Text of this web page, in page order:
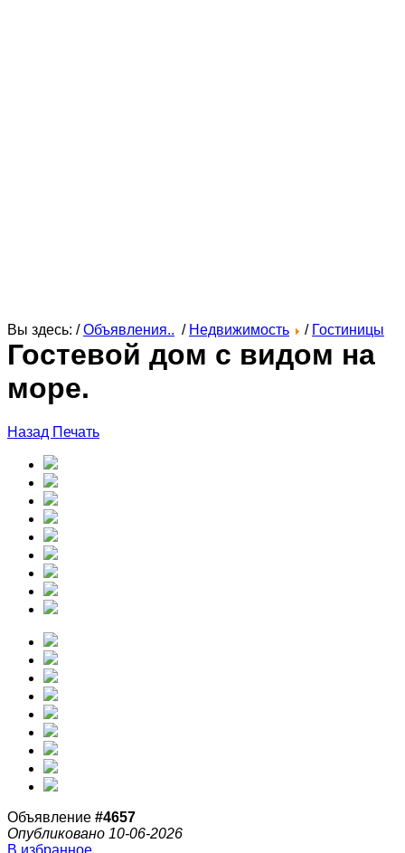
Вы здесь: /Объявления.. / Недвижимость / Гостиницы
Гостевой дом с видом на
море.
Назад Печать
Объявление #4657
Опубликовано 10-06-2026